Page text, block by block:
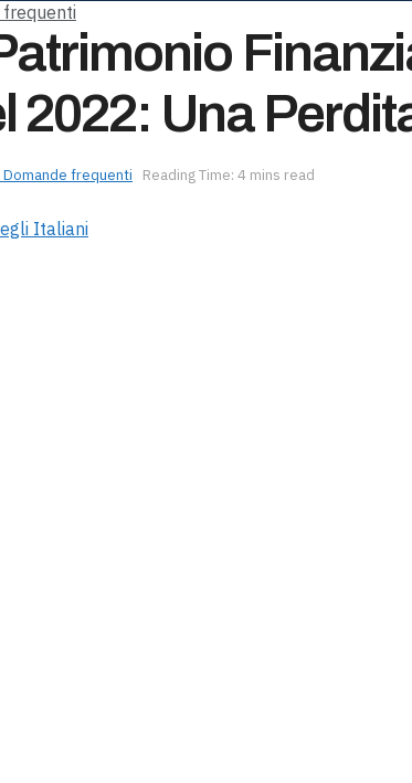
2022: Una
frequenti Reading Time: 4 mins read